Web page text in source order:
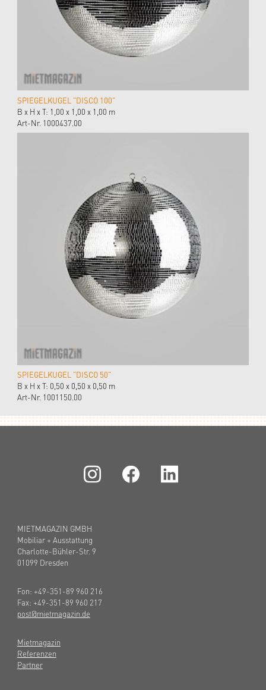
SPIEGELKUGEL "DISCO 100"
B x H x T: 1,00 x 1,00 x 1,00 m
Art-Nr. 1000437.00
SPIEGELKUGEL "DISCO 50"
B x H x T: 0,50 x 0,50 x 0,50 m
Art-Nr. 1001150.00
MIETMAGAZIN GMBH
Mobiliar + Ausstattung
Charlotte-Bühler-Str. 9
01099 Dresden
Fon: +49-351-89 960 216
Fax: +49-351-89 960 217
post@mietmagazin.de
Mietmagazin
Referenzen
Partner